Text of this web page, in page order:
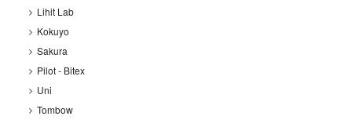
Lihit Lab
Kokuyo
Sakura
Pilot - Bitex
Uni
Tombow